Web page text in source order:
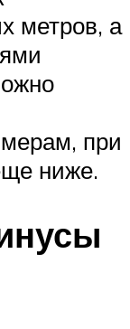
метров, а
при
ниже.